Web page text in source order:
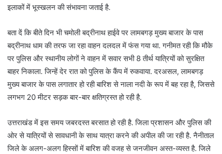
इलाकों में भूस्खलन की संभावना जताई है.
बता दें कि बीते दिन भी चमोली बद्रीनाथ हाईवे पर लामबगड़ मुख्य बाजार के पास
बद्रीनाथ धाम की तरफ जा रहा वाहन दलदल में फंस गया था. गनीमत रही कि मौके
पर पुलिस और स्थानीय लोगों ने वाहन में सवार सभी 8 तीर्थ यात्रियों को सुरक्षित
बाहर निकाला. जिन्हें देर रात को पुलिस के कैंप में रुकवाया. दरअसल, लामबगड़
मुख्य बाजार के पास लगातार हो रही बारिश से नाला नदी के रूप में बह रहा है, जिससे
लगभग 20 मीटर सड़क बार-बार क्षतिग्रस्त हो रही है.
उत्तराखंड में इस समय जबरदस्त बरसात हो रही है. जिला प्रशासन और पुलिस की
ओर से यात्रियों से सावधानी के साथ यात्रा करने की अपील की जा रही है. नैनीताल
जिले के अलग-अलग हिस्सों में बारिश की वजह से जनजीवन अस्त-व्यस्त है. जिले